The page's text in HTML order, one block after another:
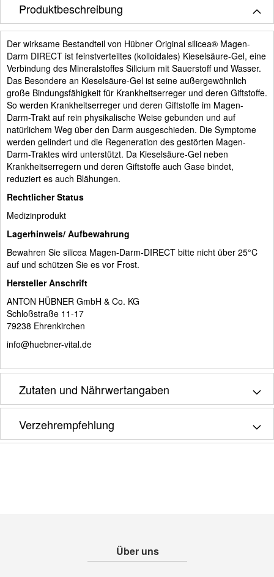
Produktbeschreibung
Der wirksame Bestandteil von Hübner Original silicea® Magen-
Darm DIRECT ist feinstverteiltes (kolloidales) Kieselsäure-Gel, eine
Verbindung des Mineralstoffes Silicium mit Sauerstoff und Wasser.
Das Besondere an Kieselsäure-Gel ist seine außergewöhnlich
große Bindungsfähigkeit für Krankheitserreger und deren Giftstoffe.
So werden Krankheitserreger und deren Giftstoffe im Magen-
Darm-Trakt auf rein physikalische Weise gebunden und auf
natürlichem Weg über den Darm ausgeschieden. Die Symptome
werden gelindert und die Regeneration des gestörten Magen-
Darm-Traktes wird unterstützt. Da Kieselsäure-Gel neben
Krankheitserregern und deren Giftstoffe auch Gase bindet,
reduziert es auch Blähungen.
Rechtlicher Status
Medizinprodukt
Lagerhinweis/ Aufbewahrung
Bewahren Sie silicea Magen-Darm-DIRECT bitte nicht über 25°C
auf und schützen Sie es vor Frost.
Hersteller Anschrift
ANTON HÜBNER GmbH & Co. KG
Schloßstraße 11-17
79238 Ehrenkirchen
info@huebner-vital.de
Zutaten und Nährwertangaben
Verzehrempfehlung
Über uns